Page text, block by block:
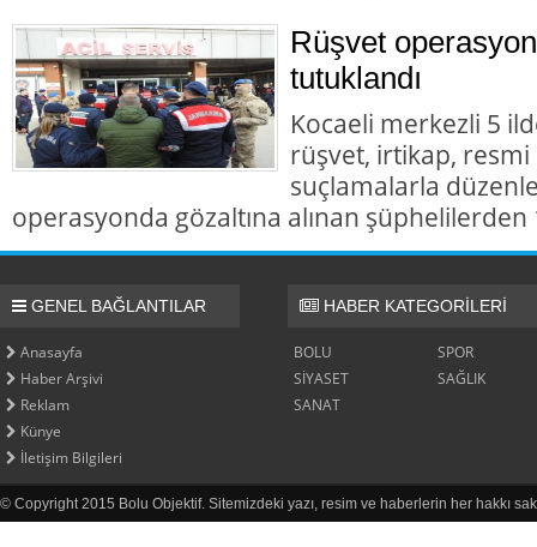
Rüşvet
tutuklandı
Kocaeli merkezli 5
rüşvet, irtikap,
suçlamalarla
operasyonda gözaltına alınan
GENEL BAĞLANTILAR
Anasayfa
Haber Arşivi
Reklam
Künye
İletişim Bilgileri
HABER KATEGORİLERİ
BOLU
SPOR
SİYASET
SAĞLIK
SANAT
© Copyright 2015 Bolu Objektif. Sitemizdeki yazı, resim ve haberlerin her hakkı